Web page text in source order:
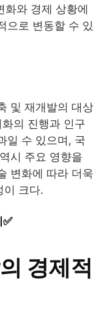
화와 경제 상황에
으로 변동할 수 있
및 재개발의 대상
의 진행과 인구
일 수 있으며, 국
시 주요 영향을
변화에 따라 더욱
이 크다.
경제적